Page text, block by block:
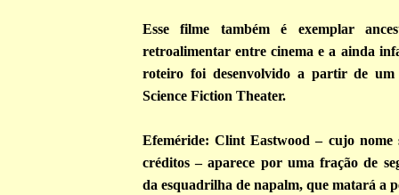
Esse filme também é exemplar
retroalimentar entre cinema e a ainda
roteiro foi desenvolvido a partir de um
Science Fiction Theater.
Efeméride: Clint Eastwood – cujo nome
créditos – aparece por uma fração de
da esquadrilha de napalm, que matará a